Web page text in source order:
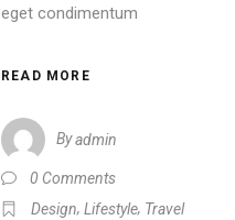
eget condimentum
READ MORE
Byadmin
0 Comments
Design, Lifestyle, Travel